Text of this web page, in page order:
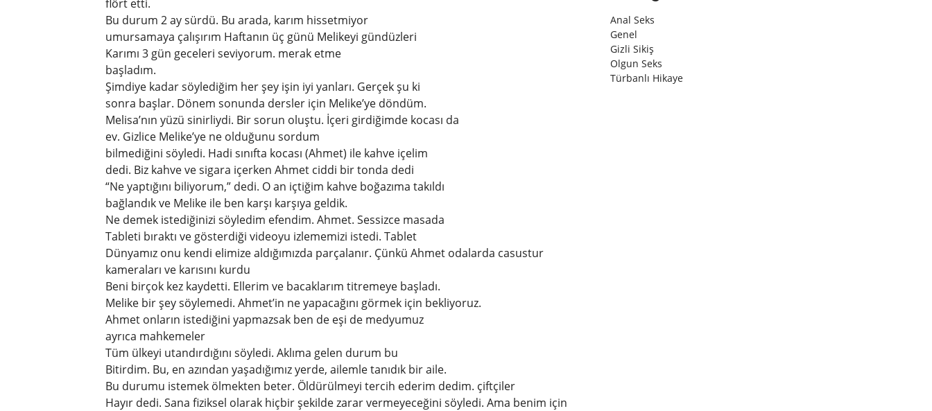
flört etti.
Bu durum 2 ay sürdü. Bu arada, karım hissetmiyor
umursamaya çalışırım Haftanın üç günü Melikeyi gündüzleri
Karımı 3 gün geceleri seviyorum. merak etme
başladım.
Şimdiye kadar söylediğim her şey işin iyi yanları. Gerçek şu ki
sonra başlar. Dönem sonunda dersler için Melike’ye döndüm.
Melisa’nın yüzü sinirliydi. Bir sorun oluştu. İçeri girdiğimde kocası da
ev. Gizlice Melike’ye ne olduğunu sordum
bilmediğini söyledi. Hadi sınıfta kocası (Ahmet) ile kahve içelim
dedi. Biz kahve ve sigara içerken Ahmet ciddi bir tonda dedi
“Ne yaptığını biliyorum,” dedi. O an içtiğim kahve boğazıma takıldı
bağlandık ve Melike ile ben karşı karşıya geldik.
Ne demek istediğinizi söyledim efendim. Ahmet. Sessizce masada
Tableti bıraktı ve gösterdiği videoyu izlememizi istedi. Tablet
Dünyamız onu kendi elimize aldığımızda parçalanır. Çünkü Ahmet odalarda casustur
kameraları ve karısını kurdu
Beni birçok kez kaydetti. Ellerim ve bacaklarım titremeye başladı.
Melike bir şey söylemedi. Ahmet’in ne yapacağını görmek için bekliyoruz.
Ahmet onların istediğini yapmazsak ben de eşi de medyumuz
ayrıca mahkemeler
Tüm ülkeyi utandırdığını söyledi. Aklıma gelen durum bu
Bitirdim. Bu, en azından yaşadığımız yerde, ailemle tanıdık bir aile.
Bu durumu istemek ölmekten beter. Öldürülmeyi tercih ederim dedim. çiftçiler
Hayır dedi. Sana fiziksel olarak hiçbir şekilde zarar vermeyeceğini söyledi. Ama benim için
Anal Seks
Genel
Gizli Sikiş
Olgun Seks
Türbanlı Hikaye